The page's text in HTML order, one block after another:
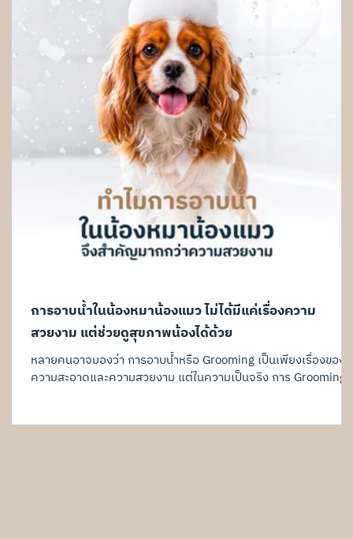
การอาบน้ำในน้องหมาน้องแมว ไม่ได้มีแค่เรื่องความ
สวยงาม แต่ช่วยดูสุขภาพน้องได้ด้วย
หลายคนอาจมองว่า การอาบน้ำหรือ Grooming เป็นเพียงเรื่องของ
ความสะอาดและความสวยงาม แต่ในความเป็นจริง การ Grooming
สังเกตเห็นปัญหาสุขภาพบางอย่างได้ตั้งแต่ระยะเริ่มต้น ก่อนที่อาการ